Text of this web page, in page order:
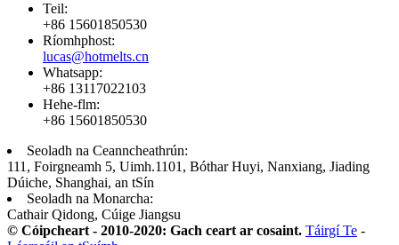
Teil:
+86 15601850530
Ríomhphost:
lucas@hotmelts.cn
Whatsapp:
+86 13117022103
Hehe-flm:
+86 15601850530
Seoladh na Ceanncheathrún:
111, Foirgneamh 5, Uimh.1101, Bóthar Huyi, Nanxiang, Jiading
Dúiche, Shanghai, an tSín
Seoladh na Monarcha:
Cathair Qidong, Cúige Jiangsu
© Cóipcheart - 2010-2020: Gach ceart ar cosaint. Táirgí Te -